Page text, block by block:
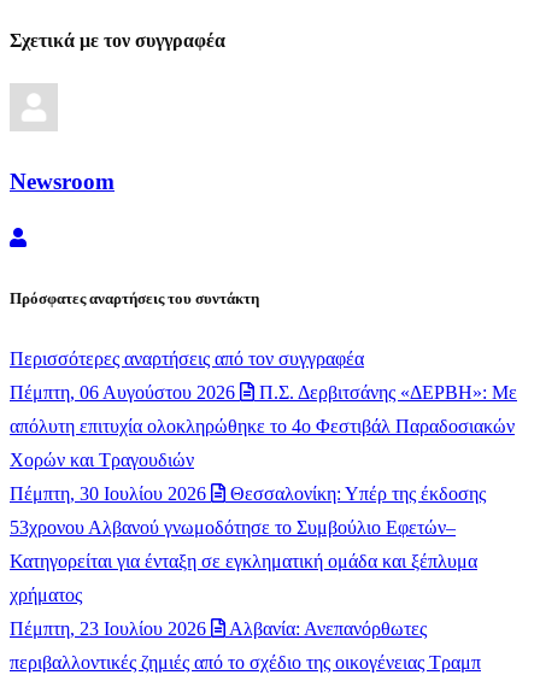
Σχετικά με τον συγγραφέα
Newsroom
Newsroom
Πρόσφατες αναρτήσεις του συντάκτη
Περισσότερες αναρτήσεις από τον συγγραφέα
Πέμπτη, 06 Αυγούστου 2026
Π.Σ. Δερβιτσάνης «ΔΕΡΒΗ»: Με
απόλυτη επιτυχία ολοκληρώθηκε το 4ο Φεστιβάλ Παραδοσιακών
Χορών και Τραγουδιών
Πέμπτη, 30 Ιουλίου 2026
Θεσσαλονίκη: Υπέρ της έκδοσης
53χρονου Αλβανού γνωμοδότησε το Συμβούλιο Εφετών–
Κατηγορείται για ένταξη σε εγκληματική ομάδα και ξέπλυμα
χρήματος
Πέμπτη, 23 Ιουλίου 2026
Αλβανία: Ανεπανόρθωτες
περιβαλλοντικές ζημιές από το σχέδιο της οικογένειας Τραμπ